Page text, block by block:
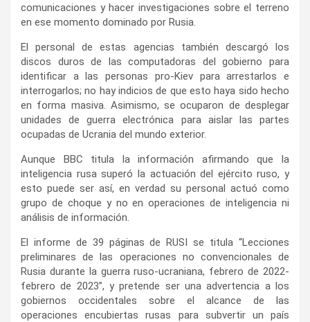
comunicaciones y hacer investigaciones sobre el terreno
en ese momento dominado por Rusia.
El personal de estas agencias también descargó los
discos duros de las computadoras del gobierno para
identificar a las personas pro-Kiev para arrestarlos e
interrogarlos; no hay indicios de que esto haya sido hecho
en forma masiva. Asimismo, se ocuparon de desplegar
unidades de guerra electrónica para aislar las partes
ocupadas de Ucrania del mundo exterior.
Aunque BBC titula la información afirmando que la
inteligencia rusa superó la actuación del ejército ruso, y
esto puede ser así, en verdad su personal actuó como
grupo de choque y no en operaciones de inteligencia ni
análisis de información.
El informe de 39 páginas de RUSI se titula “Lecciones
preliminares de las operaciones no convencionales de
Rusia durante la guerra ruso-ucraniana, febrero de 2022-
febrero de 2023”, y pretende ser una advertencia a los
gobiernos occidentales sobre el alcance de las
operaciones encubiertas rusas para subvertir un país